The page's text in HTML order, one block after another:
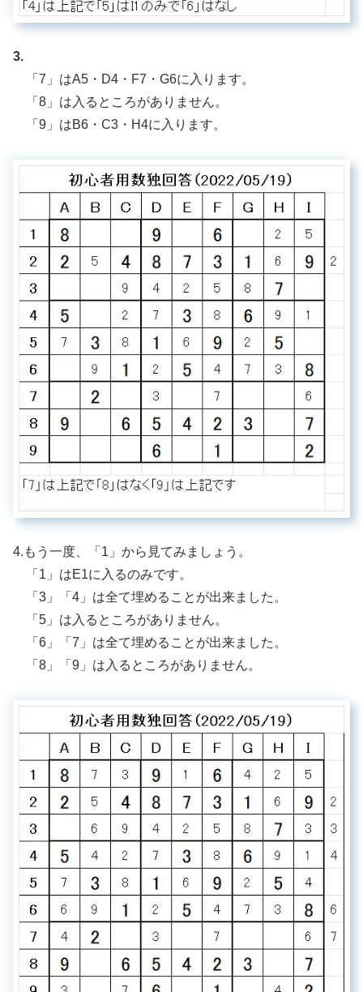
3.
「7」はA5・D4・F7・G6に入ります。
「8」は入るところがありません。
「9」はB6・C3・H4に入ります。
4.もう一度、「1」から見てみましょう。
「1」はE1に入るのみです。
「3」「4」は全て埋めることが出来ました。
「5」は入るところがありません。
「6」「7」は全て埋めることが出来ました。
「8」「9」は入るところがありません。